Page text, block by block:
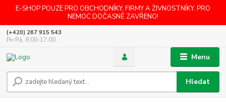
E-SHOP POUZE PRO OBCHODNÍKY, FIRMY A ŽIVNOSTNÍKY. PRO
NEMOC DOČASNĚ ZAVŘENO!
Menu
Hledat
(+420) 267 915 543
Po-Pá, 8:00-17:00